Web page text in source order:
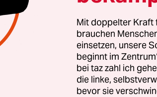
werde vorgeworfen, mehrere
von Siemens angenommen
Mit doppelter Kraft
brauchen
einsetzen, unsere
beginnt im
bei taz zahl ich
die linke,
bevor sie